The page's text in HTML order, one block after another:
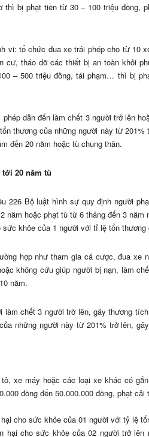
thì bị phạt tiền từ 30 – 100 triệu đồng,
vi: tổ chức đua xe trái phép cho từ 10
cư, tháo dỡ các thiết bị an toàn khỏi
– 500 triệu đồng, tái phạm… thì bị
dẫn đến làm chết 3 người trở lên
thương của những người này từ
đến 20 năm hoặc tù chung thân.
20 năm tù
226 Bộ luật hình sự quy định người
năm hoặc phạt tù từ 6 tháng đến 3
khỏe của 1 người với tỉ lệ tổn
hợp như tham gia cá cược, đua xe
không cứu giúp người bị nạn, làm
năm.
làm chết 3 người trở lên, gây thương
những người này từ 201% trở lên,
xe máy hoặc các loại xe khác có
đồng đến 50.000.000 đồng, phạt
cho sức khỏe của 01 người với tỷ lệ
hại cho sức khỏe của 02 người trở